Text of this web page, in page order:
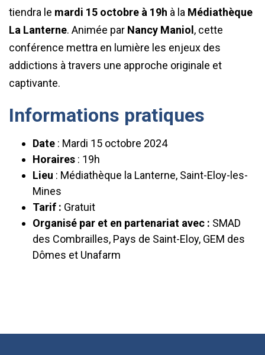
tiendra le mardi 15 octobre à 19h à la Médiathèque
La Lanterne. Animée par Nancy Maniol , cette
conférence mettra en lumière les enjeux des
addictions à travers une approche originale et
captivante.
Informations pratiques
Date : Mardi 15 octobre 2024
Horaires : 19h
Lieu : Médiathèque la Lanterne, Saint-Eloy-les-
Mines
Tarif : Gratuit
Organisé par et en partenariat avec : SMAD
des Combrailles, Pays de Saint-Eloy, GEM des
Dômes et Unafarm